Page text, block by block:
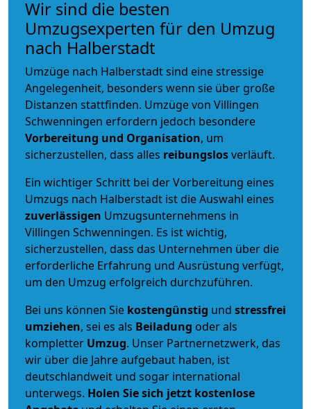
Wir sind die besten
Umzugsexperten für den Umzug
nach Halberstadt
Umzüge nach Halberstadt sind eine stressige
Angelegenheit, besonders wenn sie über große
Distanzen stattfinden. Umzüge von Villingen
Schwenningen erfordern jedoch besondere
Vorbereitung und Organisation, um
sicherzustellen, dass alles reibungslosverläuft.
Ein wichtiger Schritt bei der Vorbereitung eines
Umzugs nach Halberstadt ist die Auswahl eines
zuverlässigen Umzugsunternehmens in
Villingen Schwenningen. Es ist wichtig,
sicherzustellen, dass das Unternehmen über die
erforderliche Erfahrung und Ausrüstung verfügt,
um den Umzug erfolgreich durchzuführen.
Bei uns können Sie kostengünstig und stressfrei
umziehen, sei es als Beiladung oder als
kompletter Umzug. Unser Partnernetzwerk, das
wir über die Jahre aufgebaut haben, ist
deutschlandweit und sogar international
unterwegs. Holen Sie sich jetzt kostenlose